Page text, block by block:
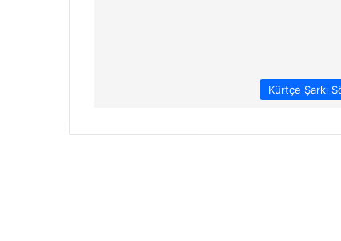
Kürtçe Şarkı